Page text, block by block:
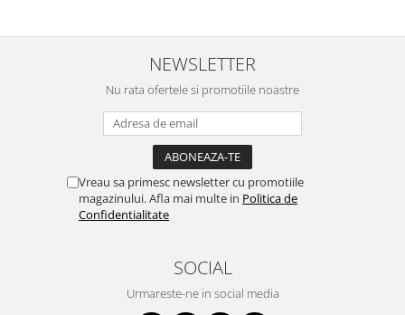
NEWSLETTER
Nu rata ofertele si promotiile noastre
Vreau sa primesc newsletter cu promotiile
magazinului. Afla mai multe in Politica de
Confidentialitate
SOCIAL
Urmareste-ne in social media